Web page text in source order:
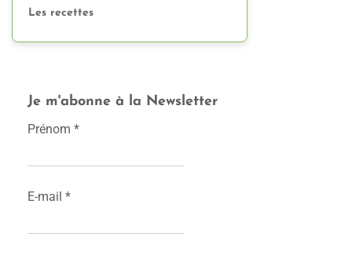
Les recettes
Je m'abonne à la Newsletter
Prénom *
E-mail *